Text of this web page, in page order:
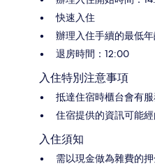
快速入住
辦理入住手續的最低年
退房時間：12:00
入住特別注意事項
抵達住宿時櫃台會有
住宿提供的資訊可能
入住須知
需以現金做為雜費的